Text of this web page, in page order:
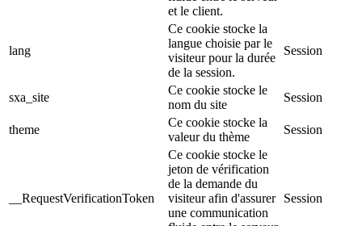
et le client.
lang
Ce cookie stocke la
langue choisie par le
visiteur pour la durée
de la session.
Session
sxa_site
Ce cookie stocke le
nom du site
Session
theme
Ce cookie stocke la
valeur du thème
Session
__RequestVerificationToken
Ce cookie stocke le
jeton de vérification
de la demande du
visiteur afin d'assurer
une communication
Session